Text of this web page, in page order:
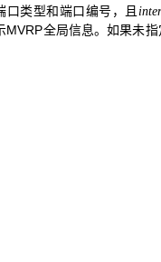
口类型和端口编号，且
全局信息。如果未